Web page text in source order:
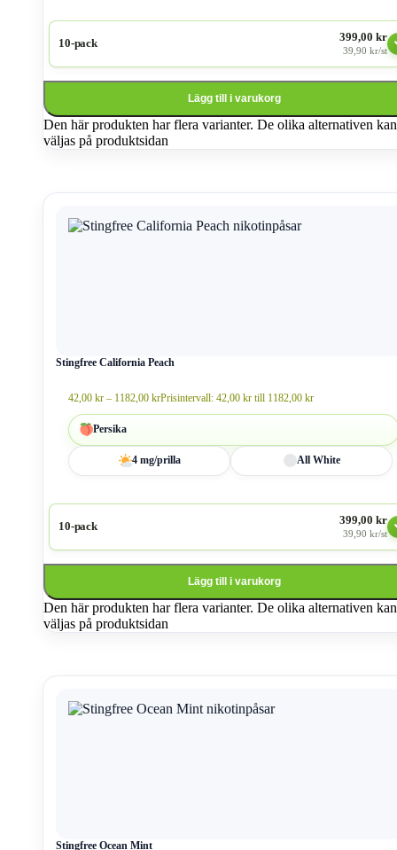
10-pack 399,00 kr
39,90 kr/st
Lägg till i varukorg
Den här produkten har flera varianter. De olika alternativen kan
väljas på produktsidan
Stingfree California Peach
42,00 kr – 1182,00 krPrisintervall: 42,00 kr till 1182,00 kr
Persika
4 mg/prilla All White
10-pack 399,00 kr
39,90 kr/st
Lägg till i varukorg
Den här produkten har flera varianter. De olika alternativen kan
väljas på produktsidan
Stingfree Ocean Mint